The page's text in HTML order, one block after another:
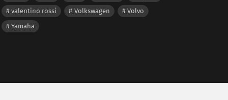
valentino rossi
Volkswagen
Volvo
Yamaha